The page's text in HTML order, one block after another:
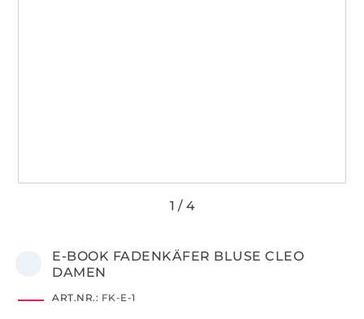
E-BOOK FADENKÄFER BLUSE CLEO
DAMEN
ART.NR.: FK-E-1